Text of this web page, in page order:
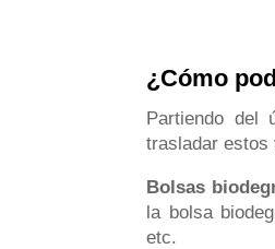
¿Cómo
Partiendo del
trasladar estos
Bolsas
la bolsa
etc.